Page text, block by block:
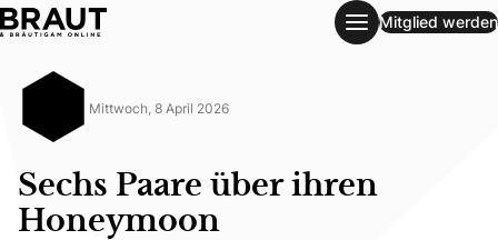
Mitglied werden
Mittwoch, 8 April 2026
Sechs Paare über ihren
Honeymoon